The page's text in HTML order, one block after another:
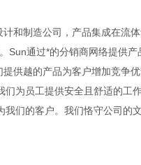
和制造公司，产品集成在流
通过*的分销商网络提供
供越的产品为客户增加竞争
为员工提供安全且舒适的工
们的客户。我们恪守公司的